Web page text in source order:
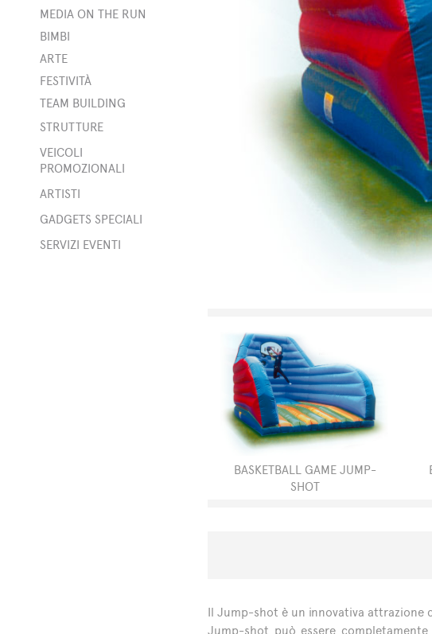
MEDIA ON THE RUN
BIMBI
ARTE
FESTIVITÀ
TEAM BUILDING
STRUTTURE
VEICOLI
PROMOZIONALI
ARTISTI
GADGETS SPECIALI
SERVIZI EVENTI
BASKETBALL GAME JUMP-
SHOT
Il Jump-shot è un innovativa attrazione
Jump-shot può essere